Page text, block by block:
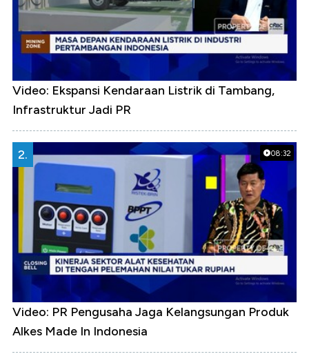
Video: Ekspansi Kendaraan Listrik di Tambang,
Infrastruktur Jadi PR
08:32
2.
Video: PR Pengusaha Jaga Kelangsungan Produk
Alkes Made In Indonesia